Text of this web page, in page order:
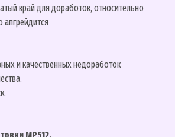
край для доработок, относительно
апгрейдится
и качественных недоработок
МР512.